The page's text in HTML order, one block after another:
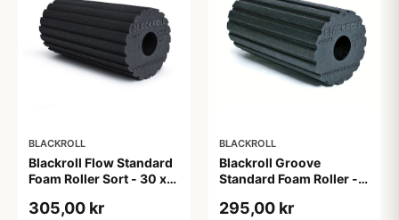
BLACKROLL
Blackroll Flow Standard
Foam Roller Sort - 30 x
305,00 kr
BLACKROLL
Blackroll Groove
Standard Foam Roller -
295,00 kr